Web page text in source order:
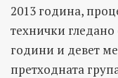
2013 година,
технички гледано
години и девет
претходната